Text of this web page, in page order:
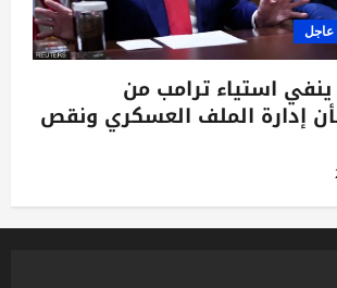
عاجل
ينفي استياء ترامب من
إدارة الملف العسكري ونقص